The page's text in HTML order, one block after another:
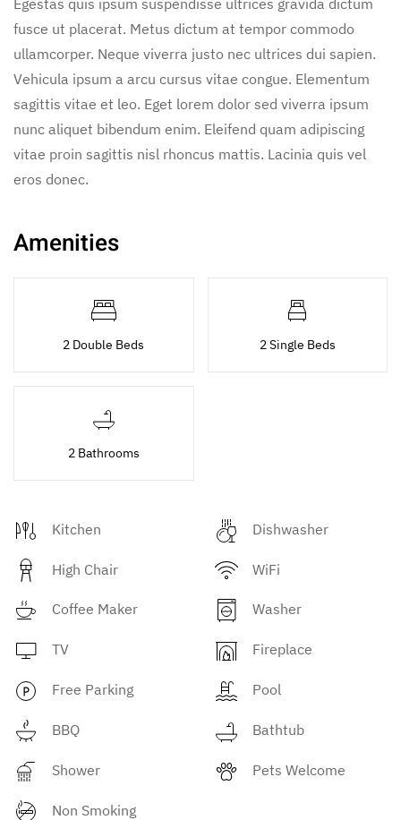
fusce ut placerat. Metus dictum at tempor commodo
ullamcorper. Neque viverra justo nec ultrices dui sapien.
Vehicula ipsum a arcu cursus vitae congue. Elementum
sagittis vitae et leo. Eget lorem dolor sed viverra ipsum
nunc aliquet bibendum enim. Eleifend quam adipiscing
vitae proin sagittis nisl rhoncus mattis. Lacinia quis vel
eros donec.
Amenities
2 Double Beds 2 Single Beds
2 Bathrooms
Kitchen Dishwasher
High Chair WiFi
Coffee Maker Washer
TV Fireplace
Free Parking Pool
BBQ Bathtub
Shower Pets Welcome
Non Smoking